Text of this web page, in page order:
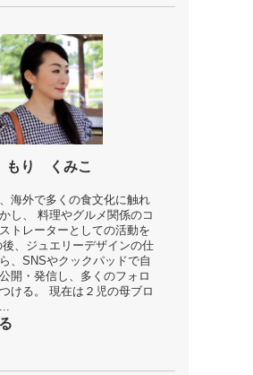
もり くみこ
海外で多くの食文化に触れ
し、 料理やグルメ関係のコ
トレーターとしての活動を
、ジュエリーデザインの仕
、SNSやクックパッドで自
開・発信し、多くのフォロ
ける。 現在は２児の母ブロ